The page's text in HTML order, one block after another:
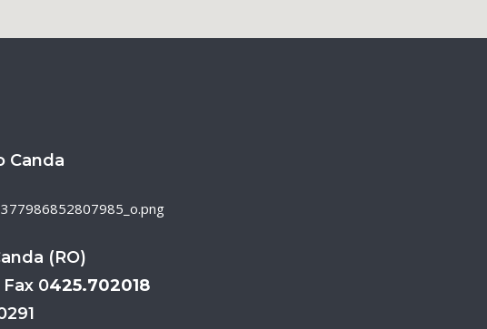
Canda
(RO)
0425.702018